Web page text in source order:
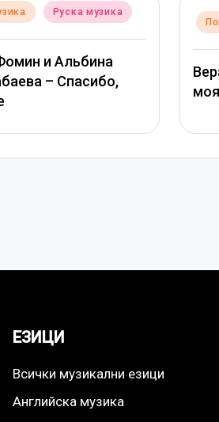
Posted
in
Поп музика Руска музика
Вера Брежнева – Девочка
моя
ЕЗИЦИ
Всички музикални езици
Английска музика